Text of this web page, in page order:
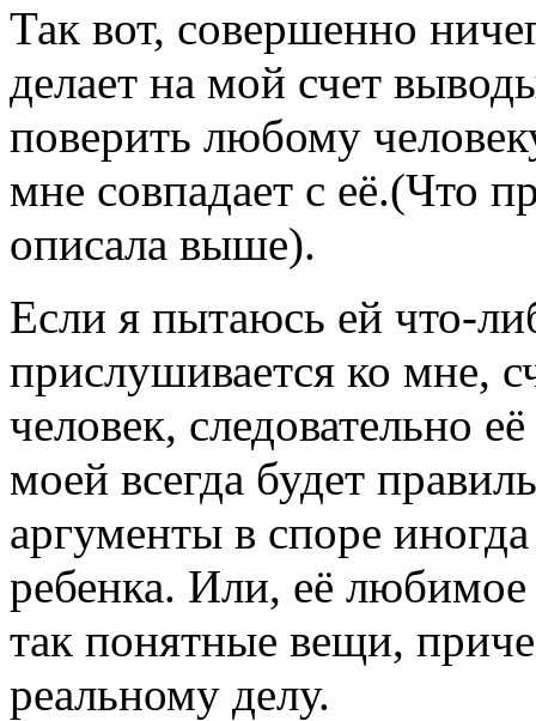
Так вот, совершенно
делает на мой счет
поверить любому
мне совпадает с её.(Что
описала выше).
Если я пытаюсь ей что-
прислушивается ко мне,
человек, следовательно
моей всегда будет
аргументы в споре
ребенка. Или, её
так понятные вещи,
реальному делу.